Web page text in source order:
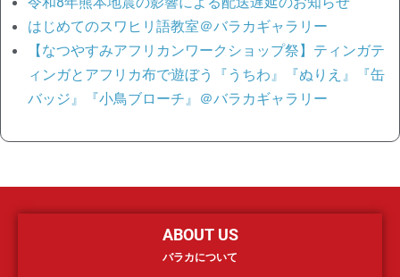
はじめてのスワヒリ語教室＠バラカギャラリー
【なつやすみアフリカンワークショップ祭】ティンガテ
ィンガとアフリカ布で遊ぼう『うちわ』『ぬりえ』『缶
バッジ』『小鳥ブローチ』＠バラカギャラリー
ABOUT US
バラカについて